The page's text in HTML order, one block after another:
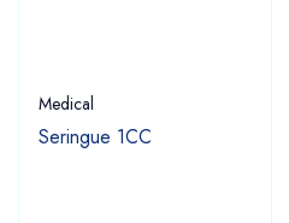
Medical
Seringue 1CC